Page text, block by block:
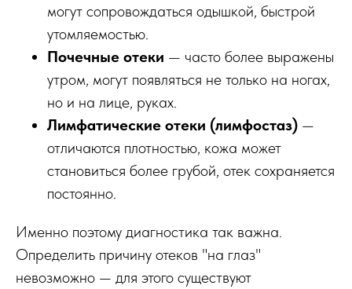
могут сопровождаться одышкой, быстрой
утомляемостью.
Почечные отеки — часто более выражены
утром, могут появляться не только на ногах,
но и на лице, руках.
Лимфатические отеки (лимфостаз) —
отличаются плотностью, кожа может
становиться более грубой, отек сохраняется
постоянно.
Именно поэтому диагностика так важна.
Определить причину отеков "на глаз"
невозможно — для этого существуют